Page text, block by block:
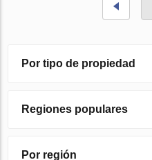
Por tipo de propiedad
Regiones populares
Por región